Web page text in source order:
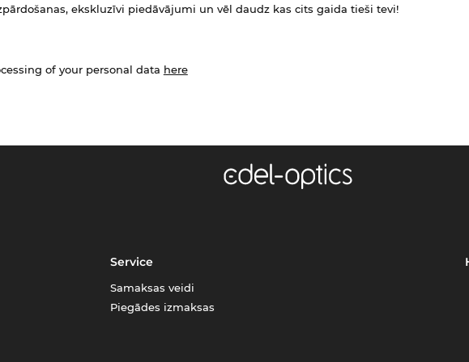
ekskluzīvi piedāvājumi un vēl daudz kas cits gaida tieši tevi!
of your personal data here
Service
Samaksas veidi
Piegādes izmaksas